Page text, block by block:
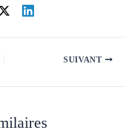
SUIVANT